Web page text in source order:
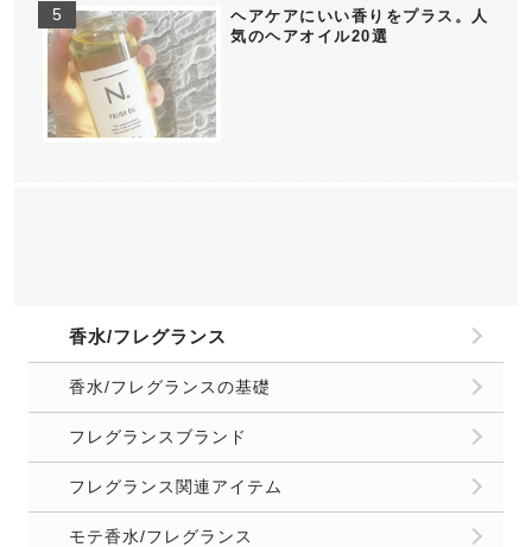
ヘアケアにいい香りをプラス。人
気のヘアオイル20選
香水/フレグランス
香水/フレグランスの基礎
フレグランスブランド
フレグランス関連アイテム
モテ香水/フレグランス